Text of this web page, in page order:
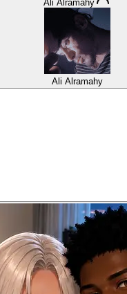
Ali Alramahy
Ali Alramahy